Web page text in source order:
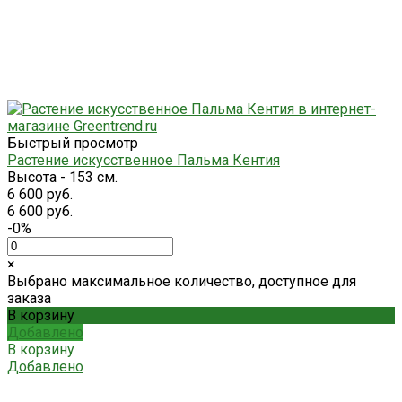
Быстрый просмотр
Растение искусственное Пальма Кентия
Высота - 153 см.
6 600 руб.
6 600 руб.
-0%
×
Выбрано максимальное количество, доступное для
заказа
В корзину
Добавлено
В корзину
Добавлено